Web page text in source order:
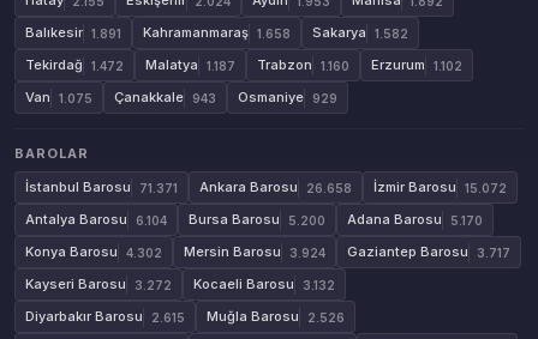
Balıkesir 1.891 Kahramanmaraş 1.658 Sakarya 1.582
Tekirdağ 1.472 Malatya 1.187 Trabzon 1.160 Erzurum 1.102
Van 1.075 Çanakkale 943 Osmaniye 929
BAROLAR
İstanbul Barosu
71.371 Ankara Barosu 26.658 İzmir Barosu 15.072
Antalya Barosu 6.104 Bursa Barosu 5.200 Adana Barosu 5.170
Konya Barosu 4.302 Mersin Barosu 3.924 Gaziantep Barosu 3.717
Kayseri Barosu 3.272 Kocaeli Barosu 3.132
Diyarbakır Barosu 2.615 Muğla Barosu 2.526